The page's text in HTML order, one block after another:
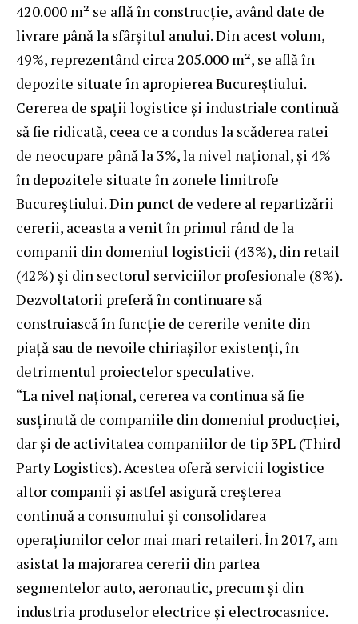
420.000 m² se află în construcție, având date de
livrare până la sfârșitul anului. Din acest volum,
49%, reprezentând circa 205.000 m², se află în
depozite situate în apropierea Bucureștiului.
Cererea de spații logistice și industriale continuă
să fie ridicată, ceea ce a condus la scăderea ratei
de neocupare până la 3%, la nivel național, și 4%
în depozitele situate în zonele limitrofe
Bucureștiului. Din punct de vedere al repartizării
cererii, aceasta a venit în primul rând de la
companii din domeniul logisticii (43%), din retail
(42%) și din sectorul serviciilor profesionale (8%).
Dezvoltatorii preferă în continuare să
construiască în funcție de cererile venite din
piață sau de nevoile chiriașilor existenți, în
detrimentul proiectelor speculative.
“La nivel național, cererea va continua să fie
susținută de companiile din domeniul producției,
dar și de activitatea companiilor de tip 3PL (Third
Party Logistics). Acestea oferă servicii logistice
altor companii și astfel asigură creșterea
continuă a consumului și consolidarea
operațiunilor celor mai mari retaileri. În 2017, am
asistat la majorarea cererii din partea
segmentelor auto, aeronautic, precum și din
industria produselor electrice și electrocasnice.